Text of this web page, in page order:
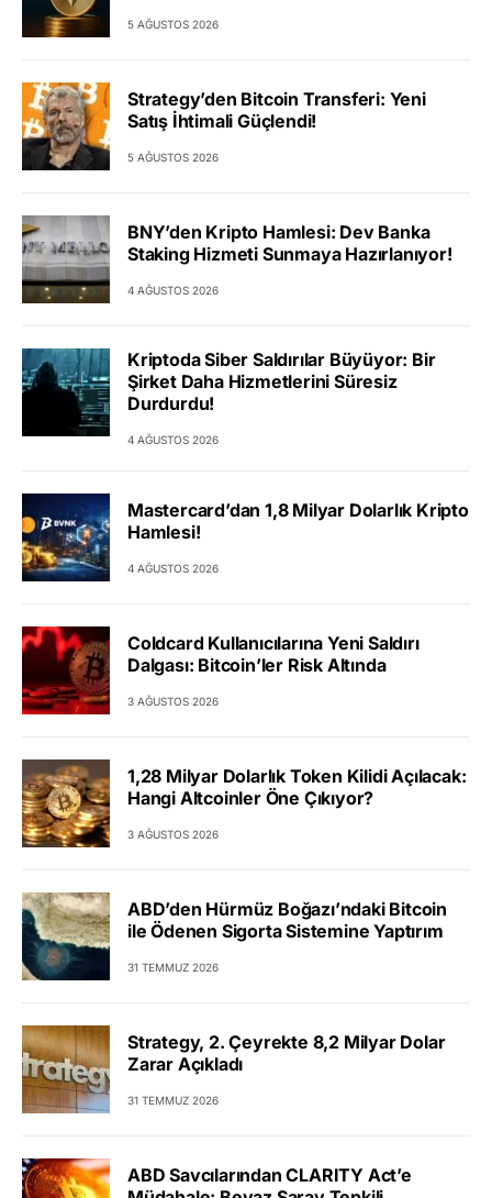
5 AĞUSTOS 2026
Strategy’den Bitcoin Transferi: Yeni
Satış İhtimali Güçlendi!
5 AĞUSTOS 2026
BNY’den Kripto Hamlesi: Dev Banka
Staking Hizmeti Sunmaya Hazırlanıyor!
4 AĞUSTOS 2026
Kriptoda Siber Saldırılar Büyüyor: Bir
Şirket Daha Hizmetlerini Süresiz
Durdurdu!
4 AĞUSTOS 2026
Mastercard’dan 1,8 Milyar Dolarlık Kripto
Hamlesi!
4 AĞUSTOS 2026
Coldcard Kullanıcılarına Yeni Saldırı
Dalgası: Bitcoin’ler Risk Altında
3 AĞUSTOS 2026
1,28 Milyar Dolarlık Token Kilidi Açılacak:
Hangi Altcoinler Öne Çıkıyor?
3 AĞUSTOS 2026
ABD’den Hürmüz Boğazı’ndaki Bitcoin
ile Ödenen Sigorta Sistemine Yaptırım
31 TEMMUZ 2026
Strategy, 2. Çeyrekte 8,2 Milyar Dolar
Zarar Açıkladı
31 TEMMUZ 2026
ABD Savcılarından CLARITY Act’e